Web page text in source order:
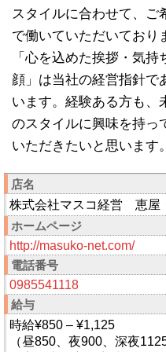
スタイルに合わせて、ご
で働いていただいており
「心を込めた挨拶・気
顔」は当社の経営指針で
います。経験ある方も、
のスタイルに興味を持っ
いただきたいと思います。
店名
株式会社マスコ経営 恵
ホームページ
http://masuko-net.com/
電話番号
0985541118
給与
時給¥850 – ¥1,125
（昼850、夜900、深夜1125